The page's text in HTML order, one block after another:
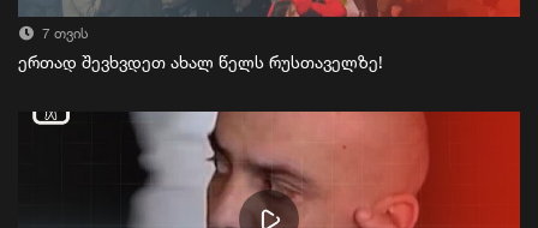
7 თვის
ერთად შევხვდეთ ახალ წელს რუსთაველზე!